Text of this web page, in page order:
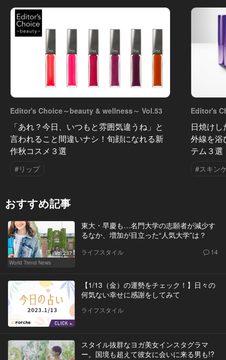
Editor's Choice～beauty & wellness～ Vol.53
「あれ？今日、いつもと雰囲気違うね」と
言われること間違いナシ！旬顔になれる新
作秋コスメ３選
#リップ
Editor's
日焼け
外線を浴
テム３選
#スキン
おすすめ記事
Vol.237
World Trend News
東大・早慶も…名門大学の志願者が減少す
るなか、増加が目立った“人気大学”は？
ライフスタイル 14
【1/13（金）の運勢をチェック！】日々の
何気ない幸せに感謝をしてみて
ライフスタイル
スタイル抜群なヨガ美女インスタグラマ
ー。国境も超えて彼女に会いに来る男も!?